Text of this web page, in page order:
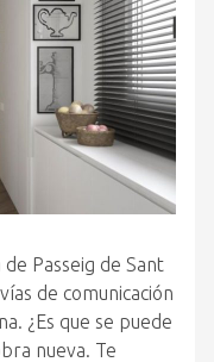
de Passeig de Sant
de comunicación
¿Es que se puede
nueva. Te